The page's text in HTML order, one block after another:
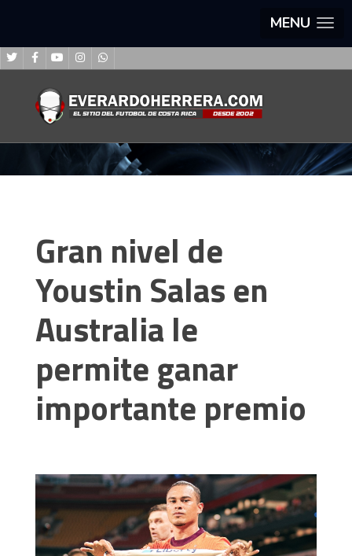
MENU
Gran nivel de
Youstin Salas en
Australia le
permite ganar
importante premio